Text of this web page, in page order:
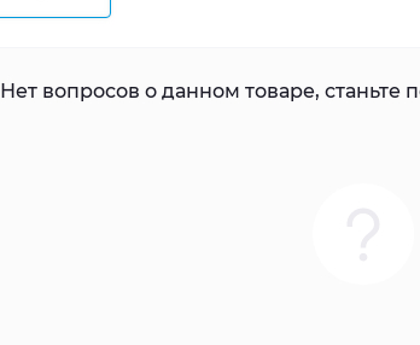
Нет вопросов о данном товаре, станьте